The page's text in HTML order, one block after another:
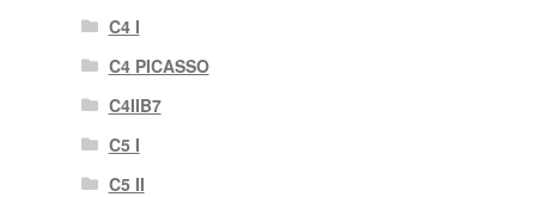
C4 I
C4 PICASSO
C4IIB7
C5 I
C5 II